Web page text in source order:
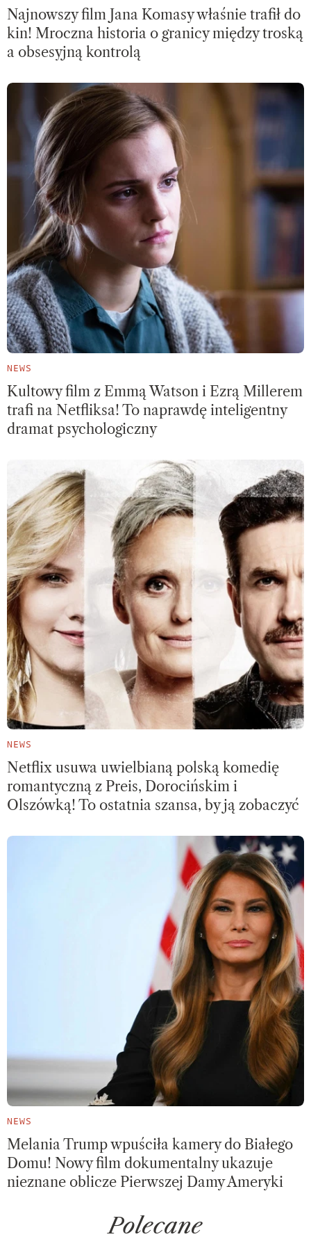
Najnowszy film Jana Komasy właśnie trafił do
kin! Mroczna historia o granicy między troską
a obsesyjną kontrolą
NEWS
Kultowy film z Emmą Watson i Ezrą Millerem
trafi na Netfliksa! To naprawdę inteligentny
dramat psychologiczny
NEWS
Netflix usuwa uwielbianą polską komedię
romantyczną z Preis, Dorocińskim i
Olszówką! To ostatnia szansa, by ją zobaczyć
NEWS
Melania Trump wpuściła kamery do Białego
Domu! Nowy film dokumentalny ukazuje
nieznane oblicze Pierwszej Damy Ameryki
Polecane